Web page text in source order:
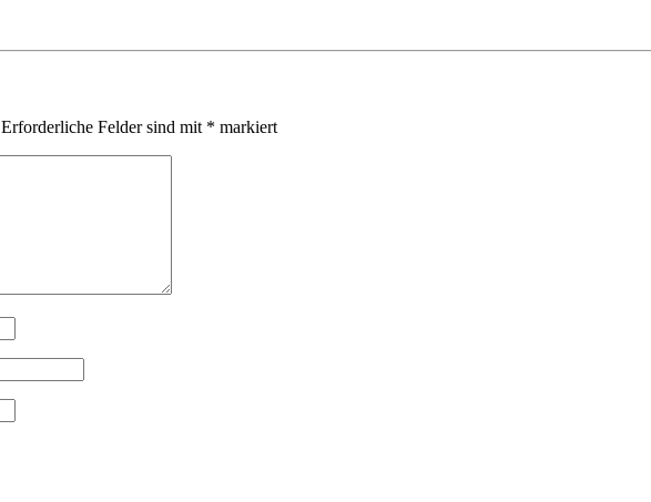
Erforderliche Felder sind mit * markiert